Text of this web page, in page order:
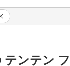
テンテン